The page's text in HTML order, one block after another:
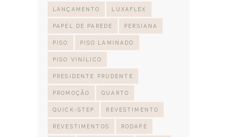
LANÇAMENTO LUXAFLEX
PAPEL DE PAREDE PERSIANA
PISO PISO LAMINADO
PISO VINÍLICO
PRESIDENTE PRUDENTE
PROMOÇÃO QUARTO
QUICK-STEP REVESTIMENTO
REVESTIMENTOS RODAPÉ